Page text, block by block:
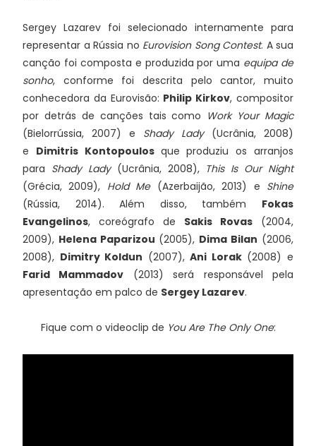
Sergey Lazarev foi selecionado internamente para
representar a Rússia no Eurovision Song Contest. A sua
canção foi composta e produzida por uma equipa de
sonho, conforme foi descrita pelo cantor, muito
conhecedora da Eurovisão: Philip Kirkov, compositor
por detrás de canções tais como Work Your Magic
(Bielorrússia, 2007) e Shady Lady (Ucrânia, 2008)
e Dimitris Kontopoulos que produziu os arranjos
para Shady Lady (Ucrânia, 2008), This Is Our Night
(Grécia, 2009), Hold Me (Azerbaijão, 2013) e Shine
(Rússia, 2014). Além disso, também Fokas
Evangelinos, coreógrafo de Sakis Rovas (2004,
2009), Helena Paparizou (2005), Dima Bilan (2006,
2008), Dimitry Koldun (2007),Ani Lorak(2008) e
Farid Mammadov (2013) será responsável pela
apresentação em palco de Sergey Lazarev.
Fique com o videoclip de You Are The Only One: